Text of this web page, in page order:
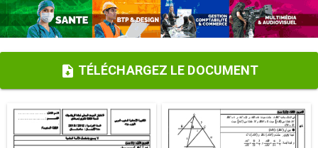
TÉLÉCHARGEZ LE DOCUMENT